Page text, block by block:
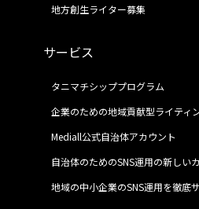
地方創生ライター募集
サービス
タニマチシッププログラム
企業のための地域貢献型ライティ
Mediall公式自治体アカウント
自治体のためのSNS運用の新しい
地域の中小企業のSNS運用を徹底